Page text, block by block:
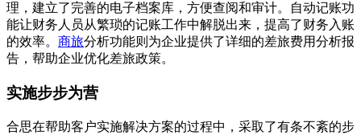
理，建立了完善的电子档案库，方便查阅和审计。自动记账功
能让财务人员从繁琐的记账工作中解脱出来，提高了财务入账
的效率。 商旅分析功能则为企业提供了详细的差旅费用分析报
告，帮助企业优化差旅政策。
实施步步为营
合思在帮助客户实施解决方案的过程中，采取了有条不紊的步